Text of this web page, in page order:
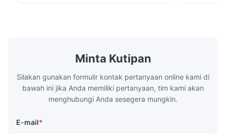
Minta Kutipan
Silakan gunakan formulir kontak pertanyaan online kami di
bawah ini jika Anda memiliki pertanyaan, tim kami akan
menghubungi Anda sesegera mungkin.
E-mail*